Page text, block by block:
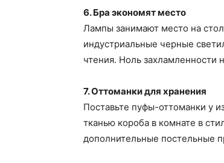
6. Бра экономят место
Лампы занимают место на
индустриальные черные
чтения. Ноль захламленности
7. Оттоманки для хранения
Поставьте пуфы-оттоманки у
тканью короба в комнате в
дополнительные постельные